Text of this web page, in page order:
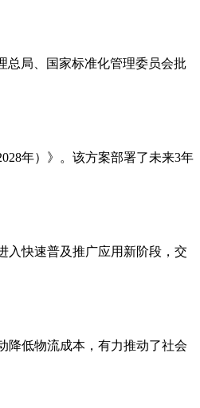
总局、国家标准化管理委员会批
年）》。该方案部署了未来3年
入快速普及推广应用新阶段，交
降低物流成本，有力推动了社会